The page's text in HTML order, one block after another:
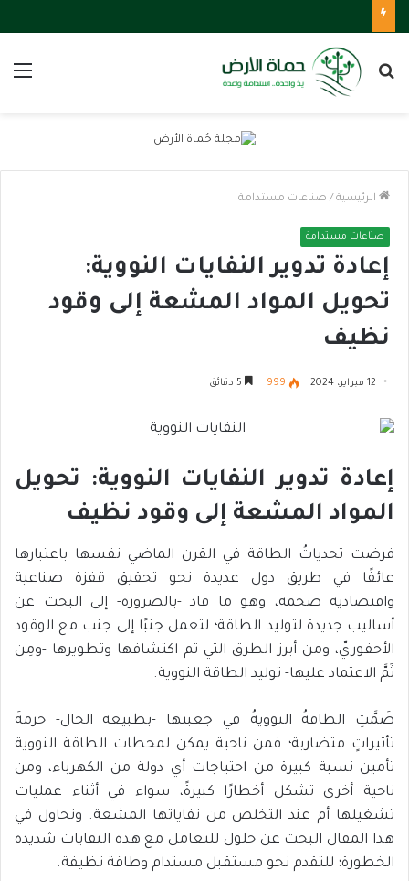
بحث
الرئيسية / صناعات مستدامة
صناعات مستدامة
إعادة تدوير النفايات النووية:
تحويل المواد المشعة إلى وقود
نظيف
12 فبراير، 2024 999
إعادة تدوير النفايات النووية: تحويل
المواد المشعة إلى وقود نظيف
فرضت تحدياتُ الطاقة في القرن الماضي نفسها باعتبارها
عائقًا في طريق دول عديدة نحو تحقيق قفزة صناعية
واقتصادية ضخمة، وهو ما قاد -بالضرورة- إلى البحث عن
أساليب جديدة لتوليد الطاقة؛ لتعمل جنبًا إلى جنب مع الوقود
الأحفوريّ، ومن أبرز الطرق التي تم اكتشافها وتطويرها -ومِن
ثَمَّ الاعتماد عليها- توليد الطاقة النووية.
ضَمَّتِ الطاقةُ النوويةُ في جعبتها -بطبيعة الحال- حزمةَ
تأثيراتٍ متضاربة؛ فمن ناحية يمكن لمحطات الطاقة النووية
تأمين نسبة كبيرة من احتياجات أي دولة من الكهرباء، ومن
ناحية أخرى تشكل أخطارًا كبيرةً، سواء في أثناء عمليات
تشغيلها أم عند التخلص من نفاياتها المشعة. ونحاول في
هذا المقال البحث عن حلول للتعامل مع هذه النفايات شديدة
الخطورة؛ للتقدم نحو مستقبل مستدام وطاقة نظيفة.